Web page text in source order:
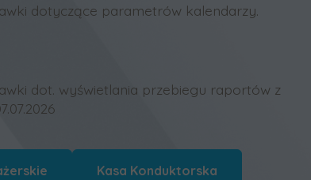
dotyczące parametrów kalendarzy.
dot. wyświetlania przebiegu raportów z
Kasa Konduktorska